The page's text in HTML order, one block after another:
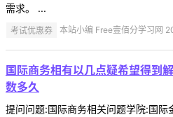
需求。 ...
考试优惠券 本站小编 Free壹佰分学习网
国际商务相有以几点疑希望得到
数多久
提问问题:国际商务相关问题学院:国